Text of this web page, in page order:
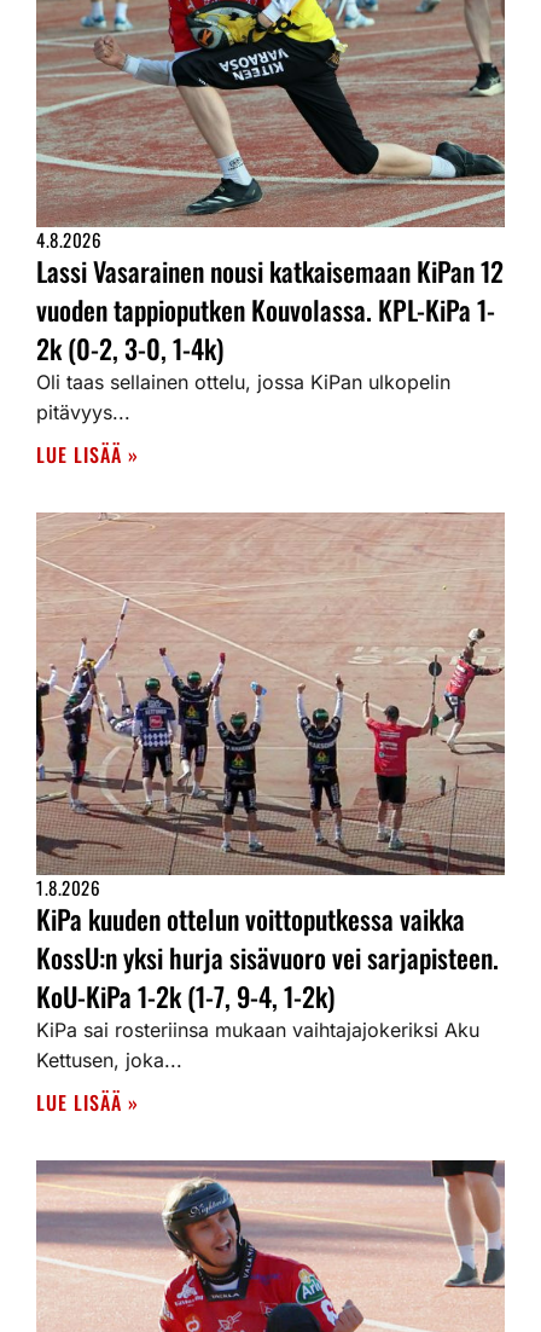
4.8.2026
Lassi Vasarainen nousi katkaisemaan KiPan 12
vuoden tappioputken Kouvolassa. KPL-KiPa 1-
2k (0-2, 3-0, 1-4k)
Oli taas sellainen ottelu, jossa KiPan ulkopelin
pitävyys...
LUE LISÄÄ »
1.8.2026
KiPa kuuden ottelun voittoputkessa vaikka
KossU:n yksi hurja sisävuoro vei sarjapisteen.
KoU-KiPa 1-2k (1-7, 9-4, 1-2k)
KiPa sai rosteriinsa mukaan vaihtajajokeriksi Aku
Kettusen, joka...
LUE LISÄÄ »